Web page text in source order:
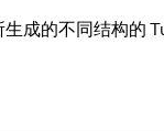
成的不同结构的